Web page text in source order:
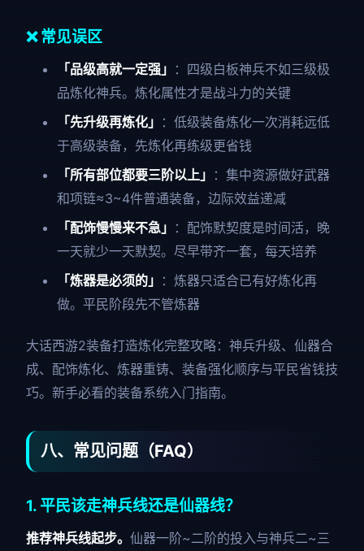
❌ 常见误区
「品级高就一定强」 ：四级白板神兵不如三级极
品炼化神兵。炼化属性才是战斗力的关键
「先升级再炼化」 ：低级装备炼化一次消耗远低
于高级装备，先炼化再练级更省钱
「所有部位都要三阶以上」 ：集中资源做好武器
和项链≈3~4件普通装备，边际效益递减
「配饰慢慢来不急」 ：配饰默契度是时间活，晚
一天就少一天默契。尽早带齐一套，每天培养
「炼器是必须的」 ：炼器只适合已有好炼化再
做。平民阶段先不管炼器
大话西游2装备打造炼化完整攻略：神兵升级、仙器合
成、配饰炼化、炼器重铸、装备强化顺序与平民省钱技
巧。新手必看的装备系统入门指南。
八、常见问题（FAQ）
1. 平民该走神兵线还是仙器线？
推荐神兵线起步。 仙器一阶~二阶的投入与神兵二~三